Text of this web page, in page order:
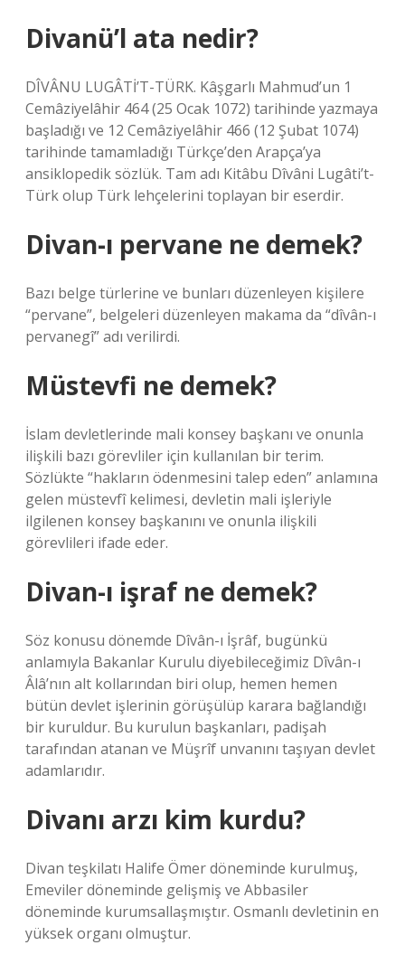
Divanü’l ata nedir?
DÎVÂNU LUGÂTİ’T-TÜRK. Kâşgarlı Mahmud’un 1
Cemâziyelâhir 464 (25 Ocak 1072) tarihinde yazmaya
başladığı ve 12 Cemâziyelâhir 466 (12 Şubat 1074)
tarihinde tamamladığı Türkçe’den Arapça’ya
ansiklopedik sözlük. Tam adı Kitâbu Dîvâni Lugâti’t-
Türk olup Türk lehçelerini toplayan bir eserdir.
Divan-ı pervane ne demek?
Bazı belge türlerine ve bunları düzenleyen kişilere
“pervane”, belgeleri düzenleyen makama da “dîvân-ı
pervanegî” adı verilirdi.
Müstevfi ne demek?
İslam devletlerinde mali konsey başkanı ve onunla
ilişkili bazı görevliler için kullanılan bir terim.
Sözlükte “hakların ödenmesini talep eden” anlamına
gelen müstevfî kelimesi, devletin mali işleriyle
ilgilenen konsey başkanını ve onunla ilişkili
görevlileri ifade eder.
Divan-ı işraf ne demek?
Söz konusu dönemde Dîvân-ı İşrâf, bugünkü
anlamıyla Bakanlar Kurulu diyebileceğimiz Dîvân-ı
Âlâ’nın alt kollarından biri olup, hemen hemen
bütün devlet işlerinin görüşülüp karara bağlandığı
bir kuruldur. Bu kurulun başkanları, padişah
tarafından atanan ve Müşrîf unvanını taşıyan devlet
adamlarıdır.
Divanı arzı kim kurdu?
Divan teşkilatı Halife Ömer döneminde kurulmuş,
Emeviler döneminde gelişmiş ve Abbasiler
döneminde kurumsallaşmıştır. Osmanlı devletinin en
yüksek organı olmuştur.